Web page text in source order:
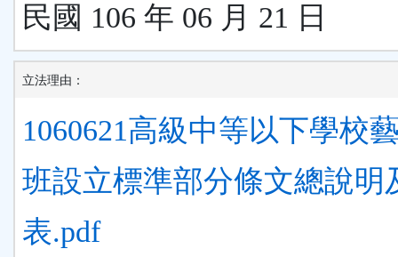
民國 106 年 06 月 21 日
立法理由：
1060621高級中等以下學校
班設立標準部分條文總說明
表.pdf